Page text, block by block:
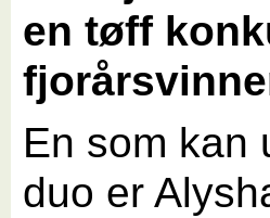
en tøff
En som kan
duo er